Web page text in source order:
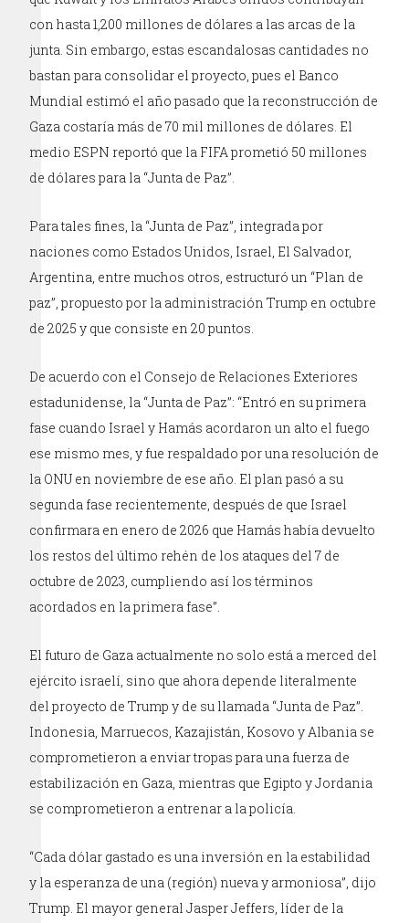
con hasta 1,200 millones de dólares a las arcas de la
junta. Sin embargo, estas escandalosas cantidades no
bastan para consolidar el proyecto, pues el Banco
Mundial estimó el año pasado que la reconstrucción de
Gaza costaría más de 70 mil millones de dólares. El
medio ESPN reportó que la FIFA prometió 50 millones
de dólares para la “Junta de Paz”.
Para tales fines, la “Junta de Paz”, integrada por
naciones como Estados Unidos, Israel, El Salvador,
Argentina, entre muchos otros, estructuró un “Plan de
paz”, propuesto por la administración Trump en octubre
de 2025 y que consiste en 20 puntos.
De acuerdo con el Consejo de Relaciones Exteriores
estadunidense, la “Junta de Paz”: “Entró en su primera
fase cuando Israel y Hamás acordaron un alto el fuego
ese mismo mes, y fue respaldado por una resolución de
la ONU en noviembre de ese año. El plan pasó a su
segunda fase recientemente, después de que Israel
confirmara en enero de 2026 que Hamás había devuelto
los restos del último rehén de los ataques del 7 de
octubre de 2023, cumpliendo así los términos
acordados en la primera fase”.
El futuro de Gaza actualmente no solo está a merced del
ejército israelí, sino que ahora depende literalmente
del proyecto de Trump y de su llamada “Junta de Paz”.
Indonesia, Marruecos, Kazajistán, Kosovo y Albania se
comprometieron a enviar tropas para una fuerza de
estabilización en Gaza, mientras que Egipto y Jordania
se comprometieron a entrenar a la policía.
“Cada dólar gastado es una inversión en la estabilidad
y la esperanza de una (región) nueva y armoniosa”, dijo
Trump. El mayor general Jasper Jeffers, líder de la